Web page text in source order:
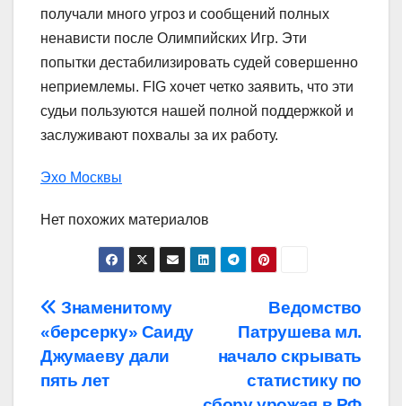
получали много угроз и сообщений полных
ненависти после Олимпийских Игр. Эти
попытки дестабилизировать судей совершенно
неприемлемы. FIG хочет четко заявить, что эти
судьи пользуются нашей полной поддержкой и
заслуживают похвалы за их работу.
Эхо Москвы
Нет похожих материалов
Навигация
по
записям
Ведомство
Патрушева мл.
начало скрывать
статистику по
Знаменитому
«берсерку» Саиду
Джумаеву дали
пять лет